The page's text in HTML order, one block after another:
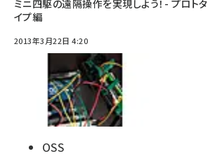
ミニ四駆の遠隔操作を実現しよう！- プロトタ
イプ編
2013年3月22日 4:20
OSS